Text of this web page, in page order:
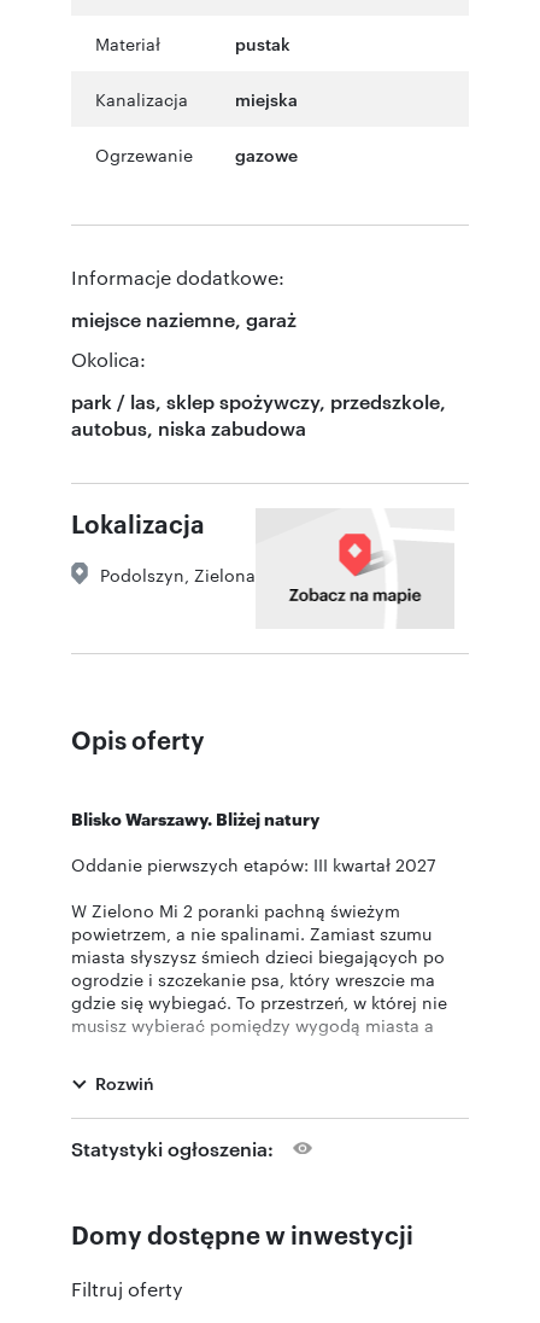
Materiał pustak
Kanalizacja miejska
Ogrzewanie gazowe
Informacje dodatkowe:
miejsce naziemne, garaż
Okolica:
park / las, sklep spożywczy, przedszkole,
autobus, niska zabudowa
Lokalizacja
Podolszyn, Zielona
Opis oferty
Blisko Warszawy. Bliżej natury
Oddanie pierwszych etapów: III kwartał 2027
W Zielono Mi 2 poranki pachną świeżym
powietrzem, a nie spalinami. Zamiast szumu
miasta słyszysz śmiech dzieci biegających po
ogrodzie i szczekanie psa, który wreszcie ma
gdzie się wybiegać. To przestrzeń, w której nie
musisz wybierać pomiędzy wygodą miasta a
Dom, który nie marnuje przestrzeni
Każdy dom ma 76–86 m2 powierzchni łącznej, a
dzięki ergonomicznemu układowi każdy metr
gdzie toczy się życie rodzinne. Na górze –
prywatność: sypialnie i łazienka. Jeśli
potrzebujesz – dodatkowy pokój może stać się
gabinetem do pracy zdalnej, pokojem dla
Rozwiń
Statystyki ogłoszenia:
Domy dostępne w inwestycji
Filtruj oferty